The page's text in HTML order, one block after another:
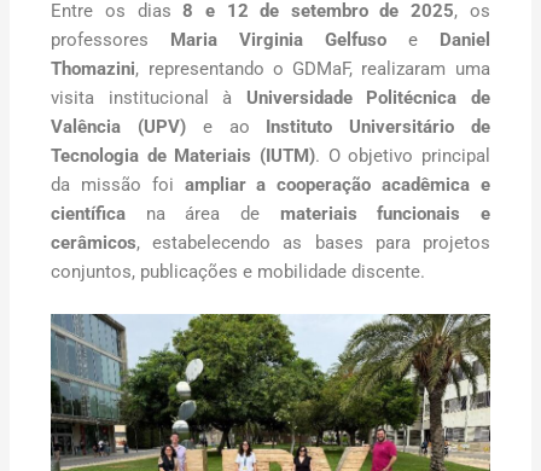
Entre os dias8 e 12 de setembro de 2025, os
professores Maria Virginia Gelfusoe Daniel
Thomazini, representando o GDMaF, realizaram uma
visita institucional à Universidade Politécnica de
Valência (UPV) e ao Instituto Universitário de
Tecnologia de Materiais (IUTM). O objetivo principal
da missão foi ampliar a cooperação acadêmica e
científica na área de materiais funcionais e
cerâmicos, estabelecendo as bases para projetos
conjuntos, publicações e mobilidade discente.